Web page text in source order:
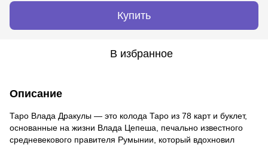
Купить
В избранное
Описание
Таро Влада Дракулы — это колода Таро из 78 карт и буклет,
основанные на жизни Влада Цепеша, печально известного
средневекового правителя Румынии, который вдохновил